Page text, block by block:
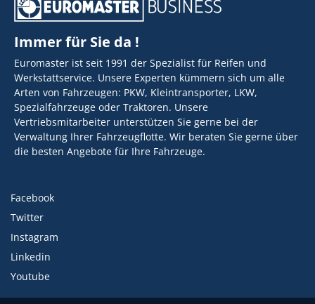
Immer für Sie da !
Euromaster ist seit 1991 der Spezialist für Reifen und
Werkstattservice. Unsere Experten kümmern sich um alle
Arten von Fahrzeugen: PKW, Kleintransporter, LKW,
Spezialfahrzeuge oder Traktoren. Unsere
Vertriebsmitarbeiter unterstützen Sie gerne bei der
Verwaltung Ihrer Fahrzeugflotte. Wir beraten Sie gerne über
die besten Angebote für Ihre Fahrzeuge.
Facebook
Twitter
Instagram
Linkedin
Youtube